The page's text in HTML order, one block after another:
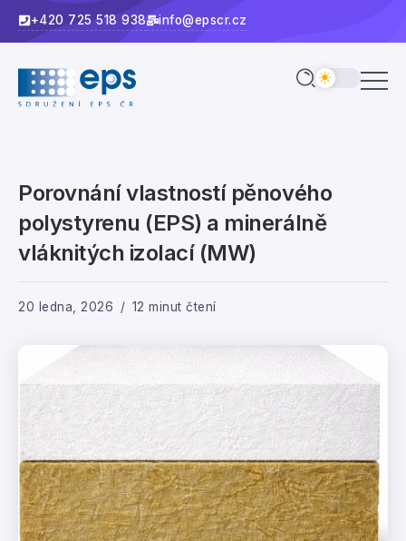
+420 725 518 938 info@epscr.cz
Porovnání vlastností pěnového
polystyrenu (EPS) a minerálně
vláknitých izolací (MW)
20 ledna, 2026 12 minut čtení